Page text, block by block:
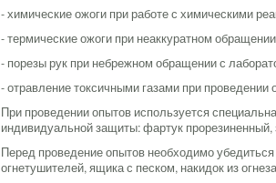
- химические ожоги при работе с химическими
- термические ожоги при неаккуратном
- порезы рук при небрежном обращении с
- отравление токсичными газами при
При проведении опытов используется
индивидуальной защиты: фартук
Перед проведение опытов необходимо
огнетушителей, ящика с песком, накидок из